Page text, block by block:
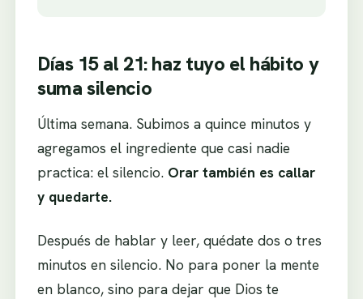
Días 15 al 21: haz tuyo el hábito y
suma silencio
Última semana. Subimos a quince minutos y
agregamos el ingrediente que casi nadie
practica: el silencio. Orar también es callar
y quedarte.
Después de hablar y leer, quédate dos o tres
minutos en silencio. No para poner la mente
en blanco, sino para dejar que Dios te